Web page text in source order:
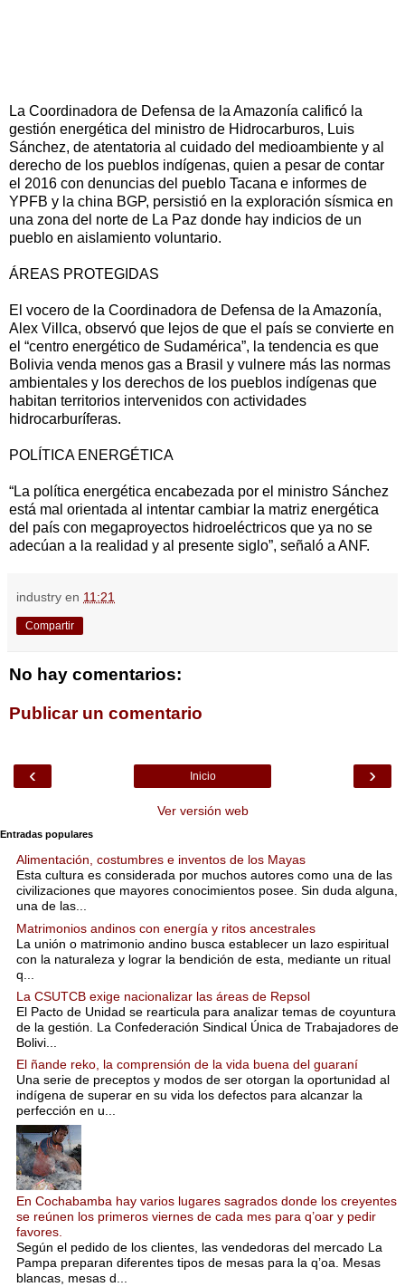
La Coordinadora de Defensa de la Amazonía calificó la
gestión energética del ministro de Hidrocarburos, Luis
Sánchez, de atentatoria al cuidado del medioambiente y al
derecho de los pueblos indígenas, quien a pesar de contar
el 2016 con denuncias del pueblo Tacana e informes de
YPFB y la china BGP, persistió en la exploración sísmica en
una zona del norte de La Paz donde hay indicios de un
pueblo en aislamiento voluntario.
ÁREAS PROTEGIDAS
El vocero de la Coordinadora de Defensa de la Amazonía,
Alex Villca, observó que lejos de que el país se convierte en
el “centro energético de Sudamérica”, la tendencia es que
Bolivia venda menos gas a Brasil y vulnere más las normas
ambientales y los derechos de los pueblos indígenas que
habitan territorios intervenidos con actividades
hidrocarburíferas.
POLÍTICA ENERGÉTICA
“La política energética encabezada por el ministro Sánchez
está mal orientada al intentar cambiar la matriz energética
del país con megaproyectos hidroeléctricos que ya no se
adecúan a la realidad y al presente siglo”, señaló a ANF.
industry en 11:21
Compartir
No hay comentarios:
Publicar un comentario
‹ ›
Inicio
Ver versión web
Entradas populares
Alimentación, costumbres e inventos de los Mayas
Esta cultura es considerada por muchos autores como una de las
civilizaciones que mayores conocimientos posee. Sin duda alguna,
una de las...
Matrimonios andinos con energía y ritos ancestrales
La unión o matrimonio andino busca establecer un lazo espiritual
con la naturaleza y lograr la bendición de esta, mediante un ritual
q...
La CSUTCB exige nacionalizar las áreas de Repsol
El Pacto de Unidad se rearticula para analizar temas de coyuntura
de la gestión. La Confederación Sindical Única de Trabajadores de
Bolivi...
El ñande reko, la comprensión de la vida buena del guaraní
Una serie de preceptos y modos de ser otorgan la oportunidad al
indígena de superar en su vida los defectos para alcanzar la
perfección en u...
En Cochabamba hay varios lugares sagrados donde los creyentes
se reúnen los primeros viernes de cada mes para q’oar y pedir
favores.
Según el pedido de los clientes, las vendedoras del mercado La
Pampa preparan diferentes tipos de mesas para la q’oa. Mesas
blancas, mesas d...